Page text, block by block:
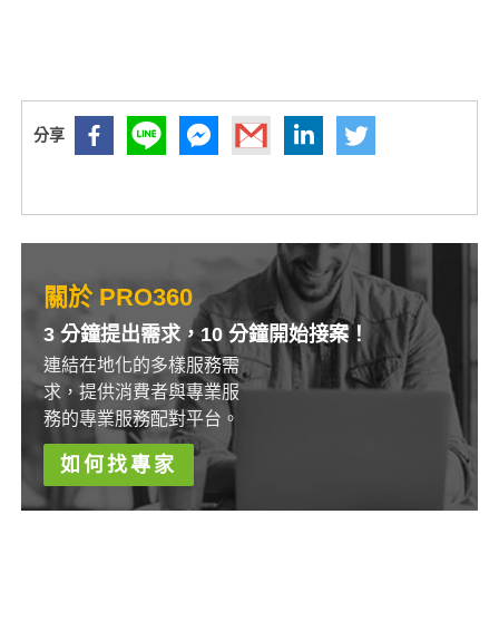
關於 PRO360
3 分鐘提出需求，10 分鐘開始接案！
連結在地化的多樣服務需
求，提供消費者與專業服
務的專業服務配對平台。
如何找專家